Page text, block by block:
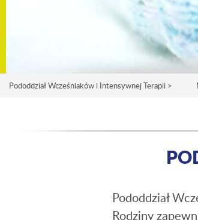
Pododdział Wcześniaków i Intensywnej Terapii >
Pododdział
Rodziny